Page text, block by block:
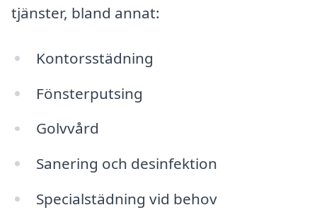
tjänster, bland annat:
Kontorsstädning
Fönsterputsing
Golvvård
Sanering och desinfektion
Specialstädning vid behov